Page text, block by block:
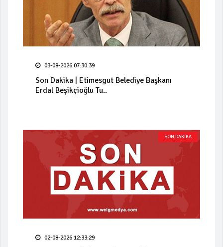
03-08-2026 07:30:39
Son Dakika | Etimesgut Belediye Başkanı
Erdal Beşikçioğlu Tu..
SON DAKİKA
02-08-2026 12:33:29